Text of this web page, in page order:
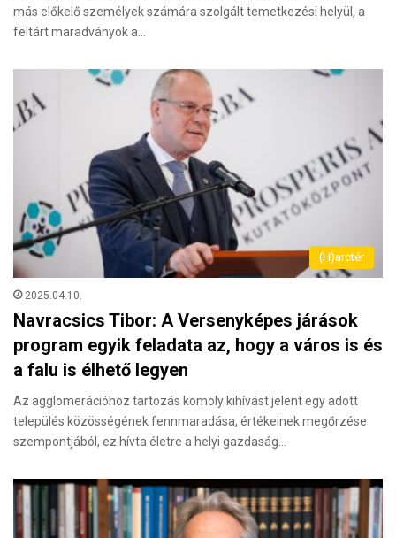
más előkelő személyek számára szolgált temetkezési helyül, a
feltárt maradványok a…
(H)arctér
2025.04.10.
Navracsics Tibor: A Versenyképes járások
program egyik feladata az, hogy a város is és
a falu is élhető legyen
Az agglomerációhoz tartozás komoly kihívást jelent egy adott
település közösségének fennmaradása, értékeinek megőrzése
szempontjából, ez hívta életre a helyi gazdaság…